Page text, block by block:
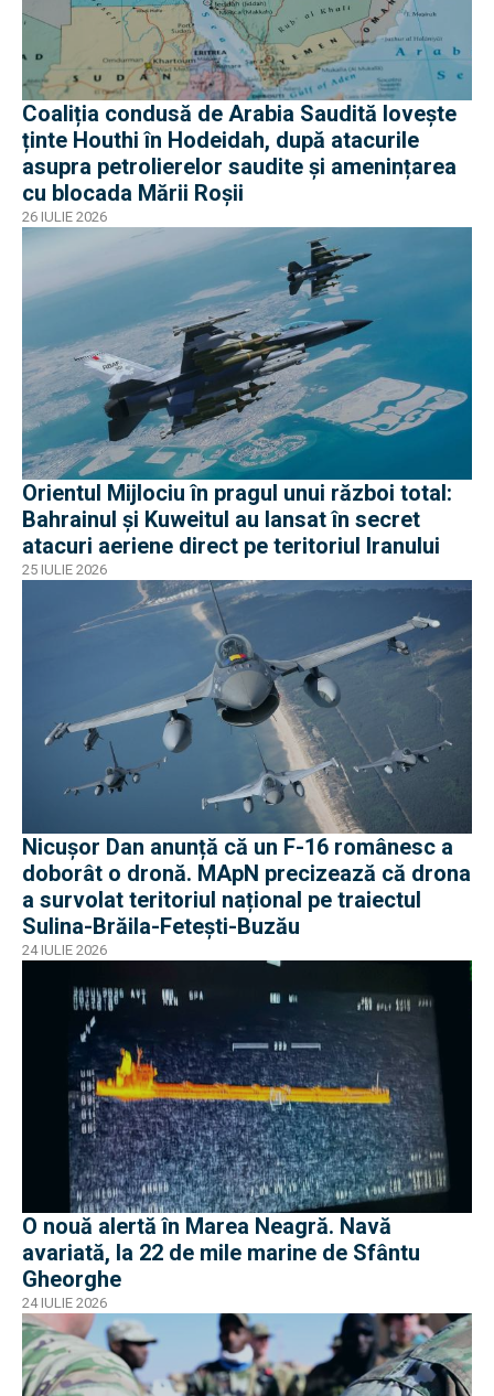
Coaliția condusă de Arabia Saudită lovește
ținte Houthi în Hodeidah, după atacurile
asupra petrolierelor saudite și amenințarea
cu blocada Mării Roșii
26 IULIE 2026
Orientul Mijlociu în pragul unui război total:
Bahrainul și Kuweitul au lansat în secret
atacuri aeriene direct pe teritoriul Iranului
25 IULIE 2026
Nicușor Dan anunță că un F-16 românesc a
doborât o dronă. MApN precizează că drona
a survolat teritoriul național pe traiectul
Sulina-Brăila-Fetești-Buzău
24 IULIE 2026
O nouă alertă în Marea Neagră. Navă
avariată, la 22 de mile marine de Sfântu
Gheorghe
24 IULIE 2026